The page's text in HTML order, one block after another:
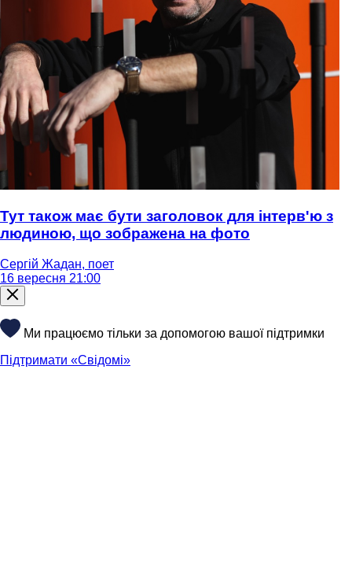
Тут також має бути заголовок для інтерв'ю з
людиною, що зображена на фото
Сергій Жадан, поет
16 вересня 21:00
Ми працюємо тільки за допомогою вашої підтримки
Підтримати «Свідомі»